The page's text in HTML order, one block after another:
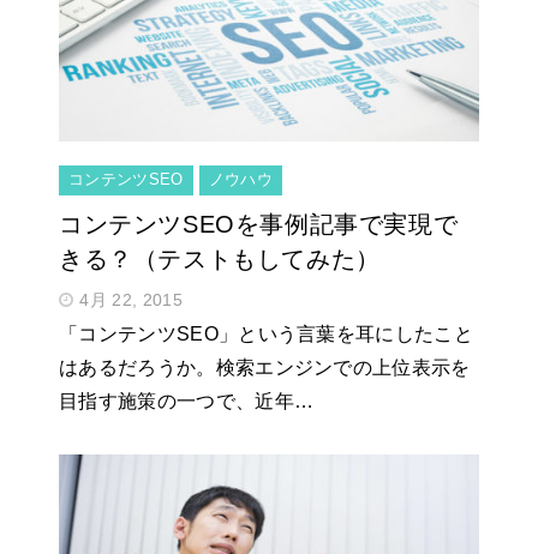
コンテンツSEO ノウハウ
コンテンツSEOを事例記事で実現で
きる？（テストもしてみた）
4月 22, 2015
「コンテンツSEO」という言葉を耳にしたこと
はあるだろうか。検索エンジンでの上位表示を
目指す施策の一つで、近年…